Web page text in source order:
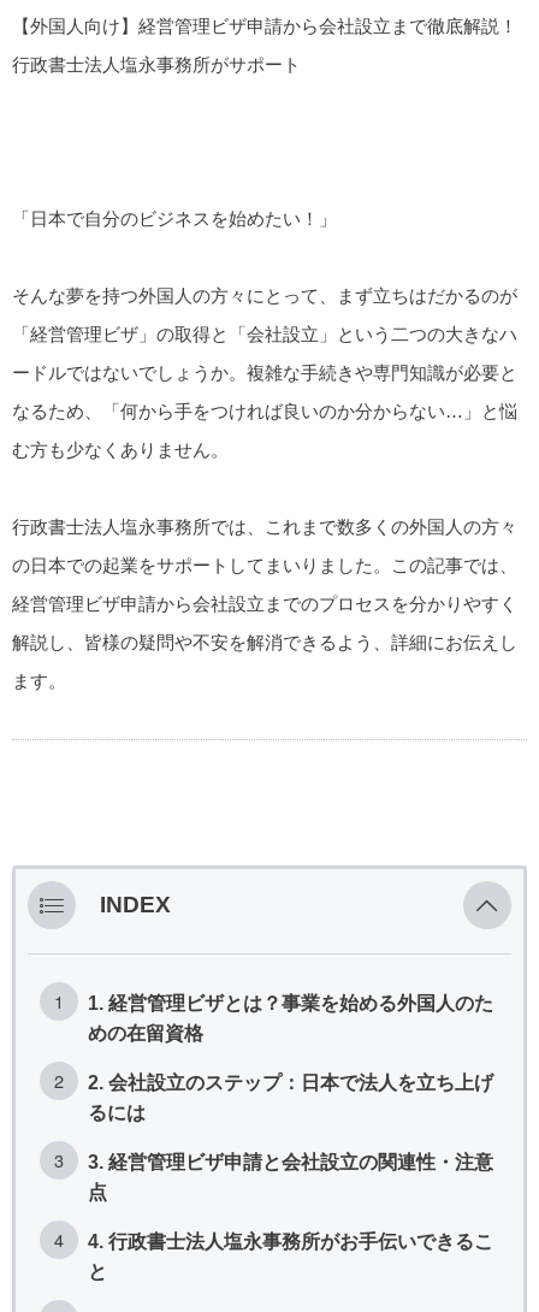
【外国人向け】経営管理ビザ申請から会社設立まで徹底解説！
行政書士法人塩永事務所がサポート
「日本で自分のビジネスを始めたい！」
そんな夢を持つ外国人の方々にとって、まず立ちはだかるのが
「経営管理ビザ」の取得と「会社設立」という二つの大きなハ
ードルではないでしょうか。複雑な手続きや専門知識が必要と
なるため、「何から手をつければ良いのか分からない…」と悩
む方も少なくありません。
行政書士法人塩永事務所では、これまで数多くの外国人の方々
の日本での起業をサポートしてまいりました。この記事では、
経営管理ビザ申請から会社設立までのプロセスを分かりやすく
解説し、皆様の疑問や不安を解消できるよう、詳細にお伝えし
ます。
INDEX
1. 経営管理ビザとは？事業を始める外国人のた
めの在留資格
2. 会社設立のステップ：日本で法人を立ち上げ
るには
3. 経営管理ビザ申請と会社設立の関連性・注意
点
4. 行政書士法人塩永事務所がお手伝いできるこ
と